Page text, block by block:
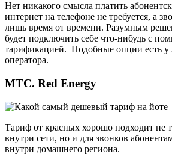
Нет никакого смысла платить
интернет на телефоне не требуется, а
лишь время от времени. Разумным
будет подключить себе что-нибудь с
тарификацией. Подобные опции есть у
оператора.
МТС. Red Energy
Тариф от красных хорошо подходит не
внутри сети, но и для звонков
внутри домашнего региона.